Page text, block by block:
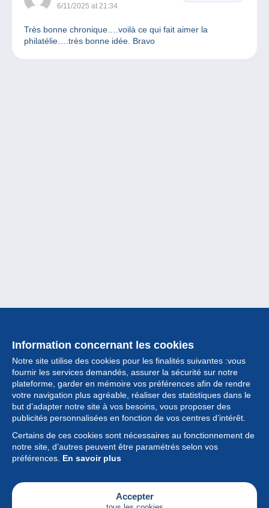
6/11/2025 at 21:34
Très bonne chronique….voilà ce qui fait aimer la
philatélie….très bonne idée. Bravo
Information concernant les cookies
Notre site utilise des cookies pour les finalités suivantes :vous
fournir les services demandés, assurer la sécurité sur notre
plateforme, garder en mémoire vos préférences afin de rendre
votre navigation plus agréable, réaliser des statistiques dans le
but d’adapter notre site à vos besoins, vous proposer des
publicités personnalisées en fonction de vos centres d’intérêt.
Certains de ces cookies sont nécessaires au fonctionnement de
notre site, d’autres peuvent être paramétrés selon vos
préférences. En savoir plus
Accepter
Collection
Actualités
Fonctionnalités
Société